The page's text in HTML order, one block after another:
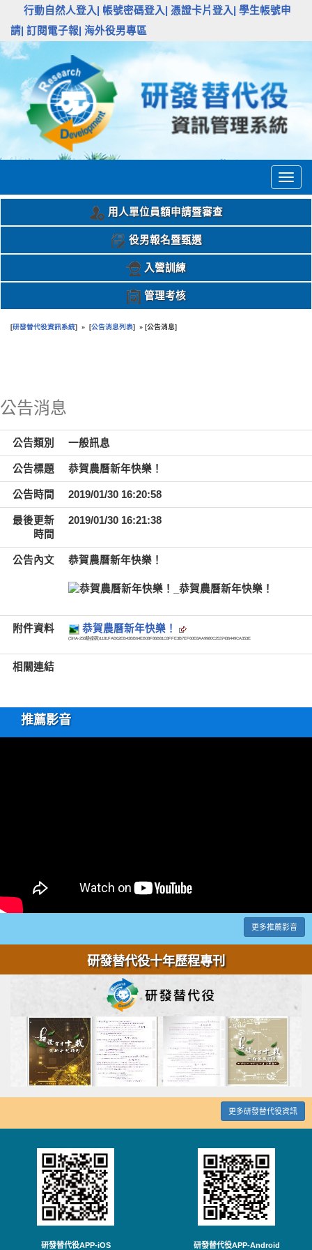
行動自然人登入| 帳號密碼登入| 憑證卡片登入|
學生帳號申
請| 訂閱電子報| 海外役男專區
用人單位員額申請暨審查
役男報名暨甄選
入營訓練
管理考核
[研發替代役資訊系統] » [公告消息列表] » [公告消息]
公告消息
公告類別 一般訊息
公告標題 恭賀農曆新年快樂！
公告時間 2019/01/30 16:20:58
最後更新
時間
2019/01/30 16:21:38
公告內文 恭賀農曆新年快樂！
附件資料 恭賀農曆新年快樂！
(SHA-256驗證碼)1181FAB62EB43BB64EB08F86B81C8FFE3B7EF60E8AA9980C2537436449CA353E
相關連結
推薦影音
更多推薦影音
研發替代役十年歷程專刊
更多研發替代役資訊
研發替代役APP-iOS 研發替代役APP-Android